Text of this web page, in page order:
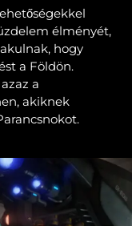
élményét,
hogy
a Földön.
a
akiknek